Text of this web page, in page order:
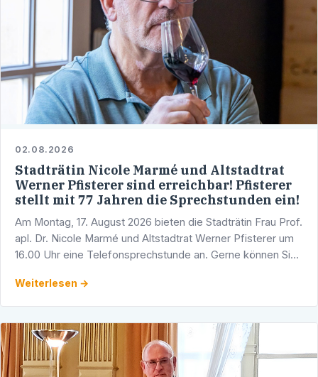
02.08.2026
Stadträtin Nicole Marmé und Altstadtrat
Werner Pfisterer sind erreichbar! Pfisterer
stellt mit 77 Jahren die Sprechstunden ein!
Am Montag, 17. August 2026 bieten die Stadträtin Frau Prof.
apl. Dr. Nicole Marmé und Altstadtrat Werner Pfisterer um
16.00 Uhr eine Telefonsprechstunde an. Gerne können Sie
Weiterlesen →